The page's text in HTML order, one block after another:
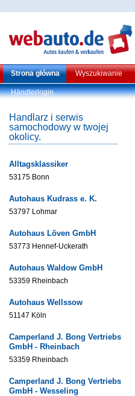
Strona główna Wyszukiwanie
Händlerlogin
Handlarz i serwis
samochodowy w twojej
okolicy.
Alltagsklassiker
53175 Bonn
Autohaus Kudrass e. K.
53797 Lohmar
Autohaus Löven GmbH
53773 Hennef-Uckerath
Autohaus Waldow GmbH
53359 Rheinbach
Autohaus Wellssow
51147 Köln
Camperland J. Bong Vertriebs
GmbH - Rheinbach
53359 Rheinbach
Camperland J. Bong Vertriebs
GmbH - Wesseling